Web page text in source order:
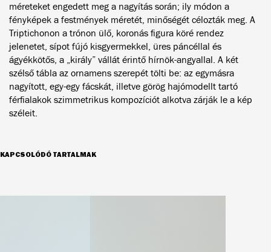
méreteket engedett meg a nagyítás során; ily módon a
fényképek a festmények méretét, minőségét célozták meg. A
Triptichonon a trónon ülő, koronás figura köré rendez
jelenetet, sípot fújó kisgyermekkel, üres páncéllal és
ágyékkötős, a „király” vállát érintő hírnök-angyallal. A két
szélső tábla az ornamens szerepét tölti be: az egymásra
nagyított, egy-egy fácskát, illetve görög hajómodellt tartó
férfialakok szimmetrikus kompozíciót alkotva zárják le a kép
széleit.
KAPCSOLÓDÓ TARTALMAK